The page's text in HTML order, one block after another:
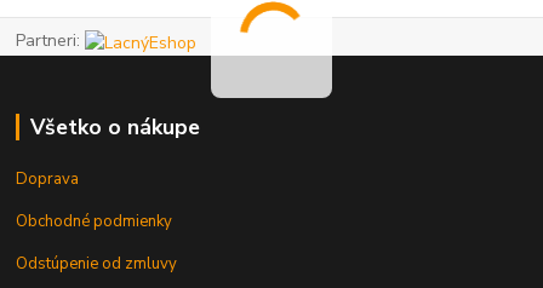
Partneri:
Všetko o nákupe
Doprava
Obchodné podmienky
Odstúpenie od zmluvy